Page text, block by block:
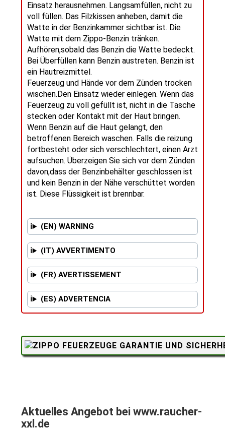
Einsatz herausnehmen. Langsamfüllen, nicht zu
voll füllen. Das Filzkissen anheben, damit die
Watte in der Benzinkammer sichtbar ist. Die
Watte mit dem Zippo-Benzin tränken.
Aufhören,sobald das Benzin die Watte bedeckt.
Bei Überfüllen kann Benzin austreten. Benzin ist
ein Hautreizmittel.
Feuerzeug und Hände vor dem Zünden trocken
wischen.Den Einsatz wieder einlegen. Wenn das
Feuerzeug zu voll gefüllt ist, nicht in die Tasche
stecken oder Kontakt mit der Haut bringen.
Wenn Benzin auf die Haut gelangt, den
betroffenen Bereich waschen. Falls die reizung
fortbesteht oder sich verschlechtert, einen Arzt
aufsuchen. Überzeigen Sie sich vor dem Zünden
davon,dass der Benzinbehälter geschlossen ist
und kein Benzin in der Nähe verschüttet worden
ist. Diese Flüssigkeit ist brennbar.
(EN) WARNING
(IT) AVVERTIMENTO
(FR) AVERTISSEMENT
(ES) ADVERTENCIA
Aktuelles Angebot bei www.raucher-
xxl.de